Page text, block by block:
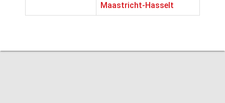
Maastricht-Hasselt